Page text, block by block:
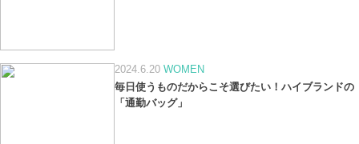
2024.6.20 WOMEN
毎日使うものだからこそ選びたい！ハイブランドの
「通勤バッグ」